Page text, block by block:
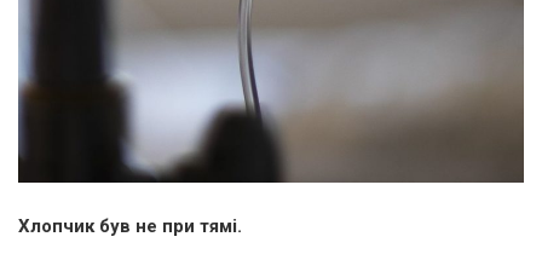
Хлопчик був не при тямі.